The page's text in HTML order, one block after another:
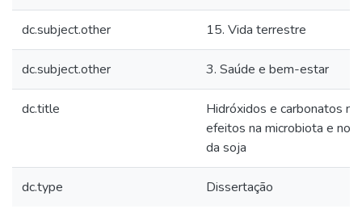
dc.subject.other 15. Vida terrestre
dc.subject.other 3. Saúde e bem-estar
dc.title
Hidróxidos e carbonatos
efeitos na microbiota e no
da soja
dc.type Dissertação